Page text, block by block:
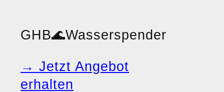
GHB🌊Wasserspender
→ Jetzt Angebot
erhalten